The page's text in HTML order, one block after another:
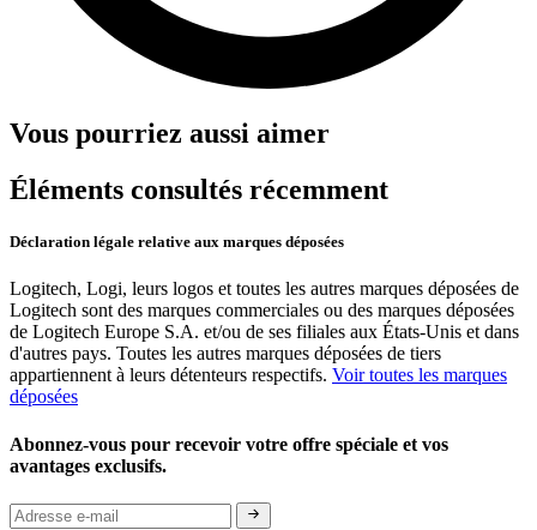
Vous pourriez aussi aimer
Éléments consultés récemment
Déclaration légale relative aux marques déposées
Logitech, Logi, leurs logos et toutes les autres marques déposées de
Logitech sont des marques commerciales ou des marques déposées
de Logitech Europe S.A. et/ou de ses filiales aux États-Unis et dans
d'autres pays. Toutes les autres marques déposées de tiers
appartiennent à leurs détenteurs respectifs. Voir toutes les marques
déposées
Abonnez-vous pour recevoir votre offre spéciale et vos
avantages exclusifs.